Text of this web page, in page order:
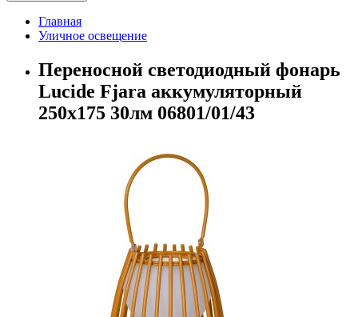
Главная
Уличное освещение
Переносной светодиодный фонарь
Lucide Fjara аккумуляторный
250х175 30лм 06801/01/43